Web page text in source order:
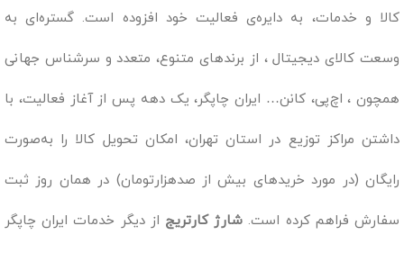
کالا و خدمات، به دایره‌ی فعالیت خود افزوده است. گستره‌ای به
وسعت کالای دیجیتال ، از برندهای متنوع، متعدد و سرشناس جهانی
همچون ، اچ‌پی، کانن… ایران چاپگر، یک دهه پس از آغاز فعالیت، با
داشتن مراکز توزیع در استان تهران، امکان تحویل کالا را به‌صورت
رایگان (در مورد خریدهای بیش از صدهزارتومان) در همان روز ثبت
سفارش فراهم کرده است. شارژ کارتریج از دیگر خدمات ایران چاپگر